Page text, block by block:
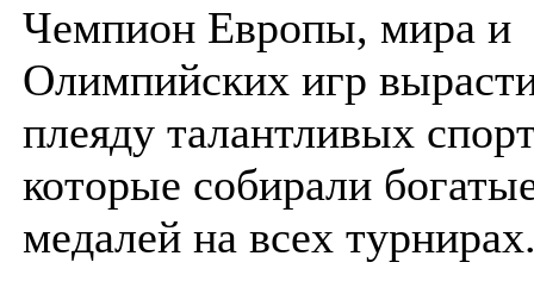
Чемпион Европы, мира и
Олимпийских игр
плеяду талантливых
которые собирали
медалей на всех